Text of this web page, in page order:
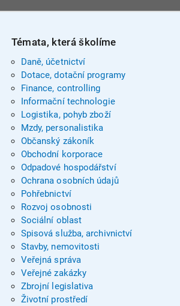
Témata, která školíme
Daně, účetnictví
Dotace, dotační programy
Finance, controlling
Informační technologie
Logistika, pohyb zboží
Mzdy, personalistika
Občanský zákoník
Obchodní korporace
Odpadové hospodářství
Ochrana osobních údajů
Pohřebnictví
Rozvoj osobnosti
Sociální oblast
Spisová služba, archivnictví
Stavby, nemovitosti
Veřejná správa
Veřejné zakázky
Zbrojní legislativa
Životní prostředí